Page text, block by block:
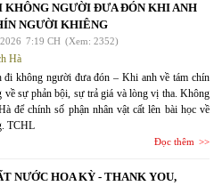
KHÔNG NGƯỜI ĐƯA ĐÓN KHI ANH
NGƯỜI KHIÊNG
7:19 CH (Xem: 2352)
Hà
đi không người đưa đón – Khi anh về tám chín
sự phản bội, sự trả giá và lòng vị tha. Không
để chính số phận nhân vật cất lên bài học về
TCHL
Đọc thêm
NƯỚC HOA KỲ - THANK YOU,